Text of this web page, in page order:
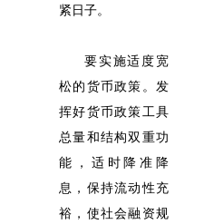
紧日子。
要实施适度宽
松的货币政策。发
挥好货币政策工具
总量和结构双重功
能，适时降准降
息，保持流动性充
裕，使社会融资规